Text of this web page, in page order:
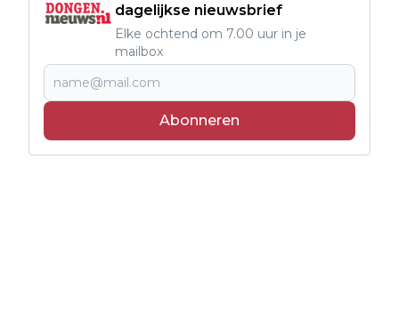
dagelijkse nieuwsbrief
Elke ochtend om 7.00 uur in je
mailbox
Abonneren